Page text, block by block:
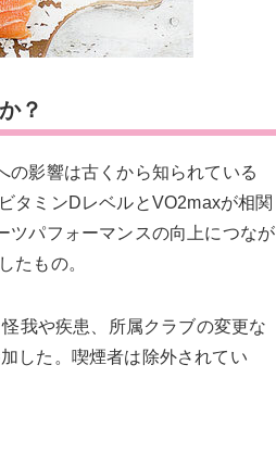
？
の影響は古くから知られている
タミンDレベルとVO2maxが相関
ツパフォーマンスの向上につなが
たもの。
我や疾患、所属クラブの変更な
した。喫煙者は除外されてい